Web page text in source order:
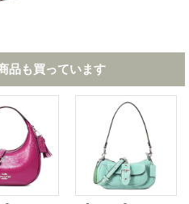
品も買っています